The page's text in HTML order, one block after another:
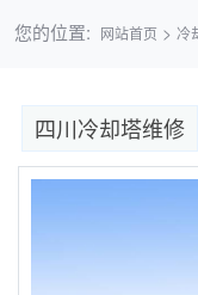
您的位置: 网站首页 > 冷
四川冷却塔维修